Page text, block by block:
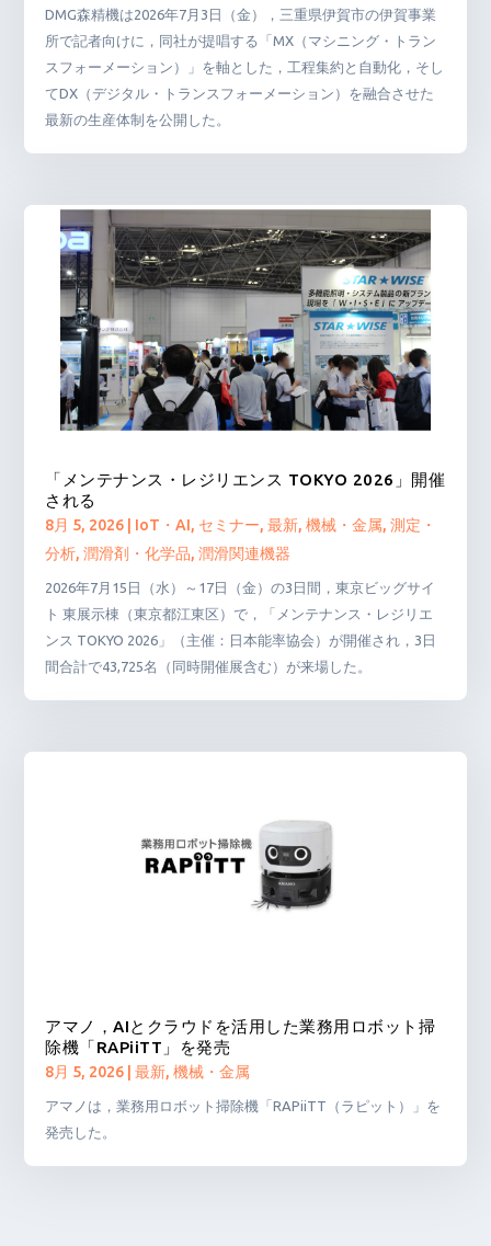
DMG森精機は2026年7月3日（金），三重県伊賀市の伊賀事業
所で記者向けに，同社が提唱する「MX（マシニング・トラン
スフォーメーション）」を軸とした，工程集約と自動化，そし
てDX（デジタル・トランスフォーメーション）を融合させた
最新の生産体制を公開した。
「メンテナンス・レジリエンス TOKYO 2026」開催
される
8月 5, 2026 IoT・AI, セミナー,最新,機械・金属,測定・
分析,潤滑剤・化学品,潤滑関連機器
2026年7月15日（水）～17日（金）の3日間，東京ビッグサイ
ト 東展示棟（東京都江東区）で，「メンテナンス・レジリエ
ンス TOKYO 2026」（主催：日本能率協会）が開催され，3日
間合計で43,725名（同時開催展含む）が来場した。
アマノ，AIとクラウドを活用した業務用ロボット掃
除機「RAPiiTT」を発売
8月 5, 2026 |最新,機械・金属
アマノは，業務用ロボット掃除機「RAPiiTT（ラピット）」を
発売した。